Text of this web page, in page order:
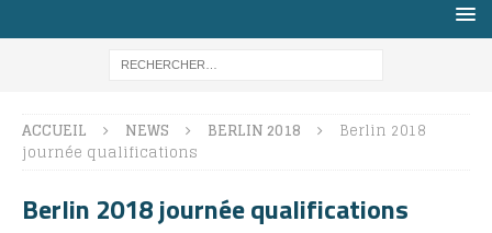
ACCUEIL NEWS BERLIN 2018
Berlin 2018
journée qualifications
Berlin 2018 journée qualifications